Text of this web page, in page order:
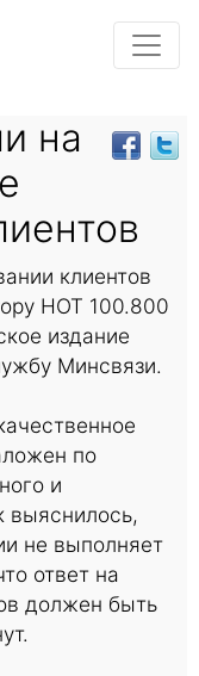
на
клиентов
HOT 100.800
издание
Минсвязи.
по
и
выяснилось,
не выполняет
ответ на
должен быть